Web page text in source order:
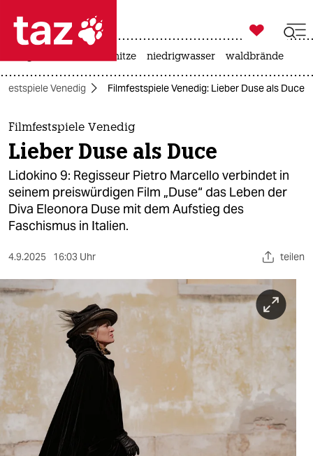
 taz zahl ich
taz zahl ich
themen
politik
öko
gesellschaft
kultur
sport
berlin
nord
wahrheit
verlag
verlag

taz zahl ich
hitze niedrigwasser waldbrände
Venedig Filmfestspiele Venedig: Lieber Duse als Duce
Filmfestspiele Venedig
Lieber Duse als Duce
Lidokino 9: Regisseur Pietro Marcello verbindet in
seinem preiswürdigen Film „Duse“ das Leben der
Diva Eleonora Duse mit dem Aufstieg des
Faschismus in Italien.
4.9.2025 16:03 Uhr teilen